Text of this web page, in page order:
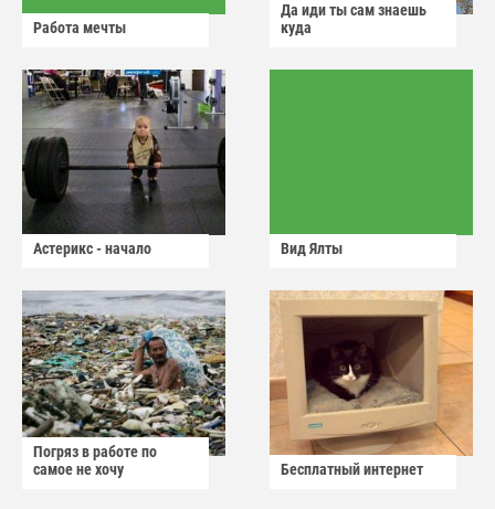
Работа мечты
Да иди ты сам знаешь
куда
Астерикс - начало Вид Ялты
Погряз в работе по
самое не хочу
Бесплатный интернет